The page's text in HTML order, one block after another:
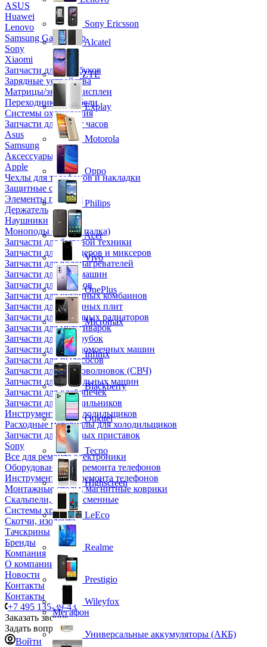
ASUS
Huawei
Lenovo
Samsung Galaxy Tab
Sony
Xiaomi
Запчасти для ноутбуков
Зарядные устройства
Матрицы/экраны/дисплеи
Переходники и кабели
Системы охлаждения
Запчасти для смарт часов
Asus
Samsung
Аксессуары
Apple
Чехлы для телефонов и накладки
Защитные стекла
Элементы питания
Держатель
Наушники
Моноподы (Селфи палка)
Запчасти для бытовой техники
Запчасти для блендеров и миксеров
Запчасти для водонагревателей
Запчасти для кофемашин
Запчасти для кулеров
Запчасти для кухонных комбаинов
Запчасти для кухонных плит
Запчасти для масляных радиаторов
Запчасти для мультиварок
Запчасти для мясорубок
Запчасти для посудомоечных машин
Запчасти для пылесосов
Запчасти для микроволновок (СВЧ)
Запчасти для стиральных машин
Запчасти для хлебопечек
Запчасти для холодильников
Инструмент для холодильщиков
Расходные материалы для холодильщиков
Запчасти для игровых приставок
Sony
Все для ремонта электроники
Оборудование для ремонта телефонов
Инструменты для ремонта телефонов
Монтажные столы, магнитные коврики
Скальпели, лезвия сменные
Системы хранения
Скотчи, изолента
Тачскрины
Бренды
Компания
О компании
Новости
Контакты
Контакты
+7 495 135-39-43
Заказать звонок
Задать вопрос
Войти
Sony Ericsson
Alcatel
ZTE
Explay
Motorola
Oppo
Philips
Acer
Vivo
OnePlus
Micromax
Infinix
Blackberry
Oukitel
Tecno
Highscreen
LeEco
Realme
Prestigio
Wileyfox
Мегафон
Универсальные аккумуляторы (АКБ)